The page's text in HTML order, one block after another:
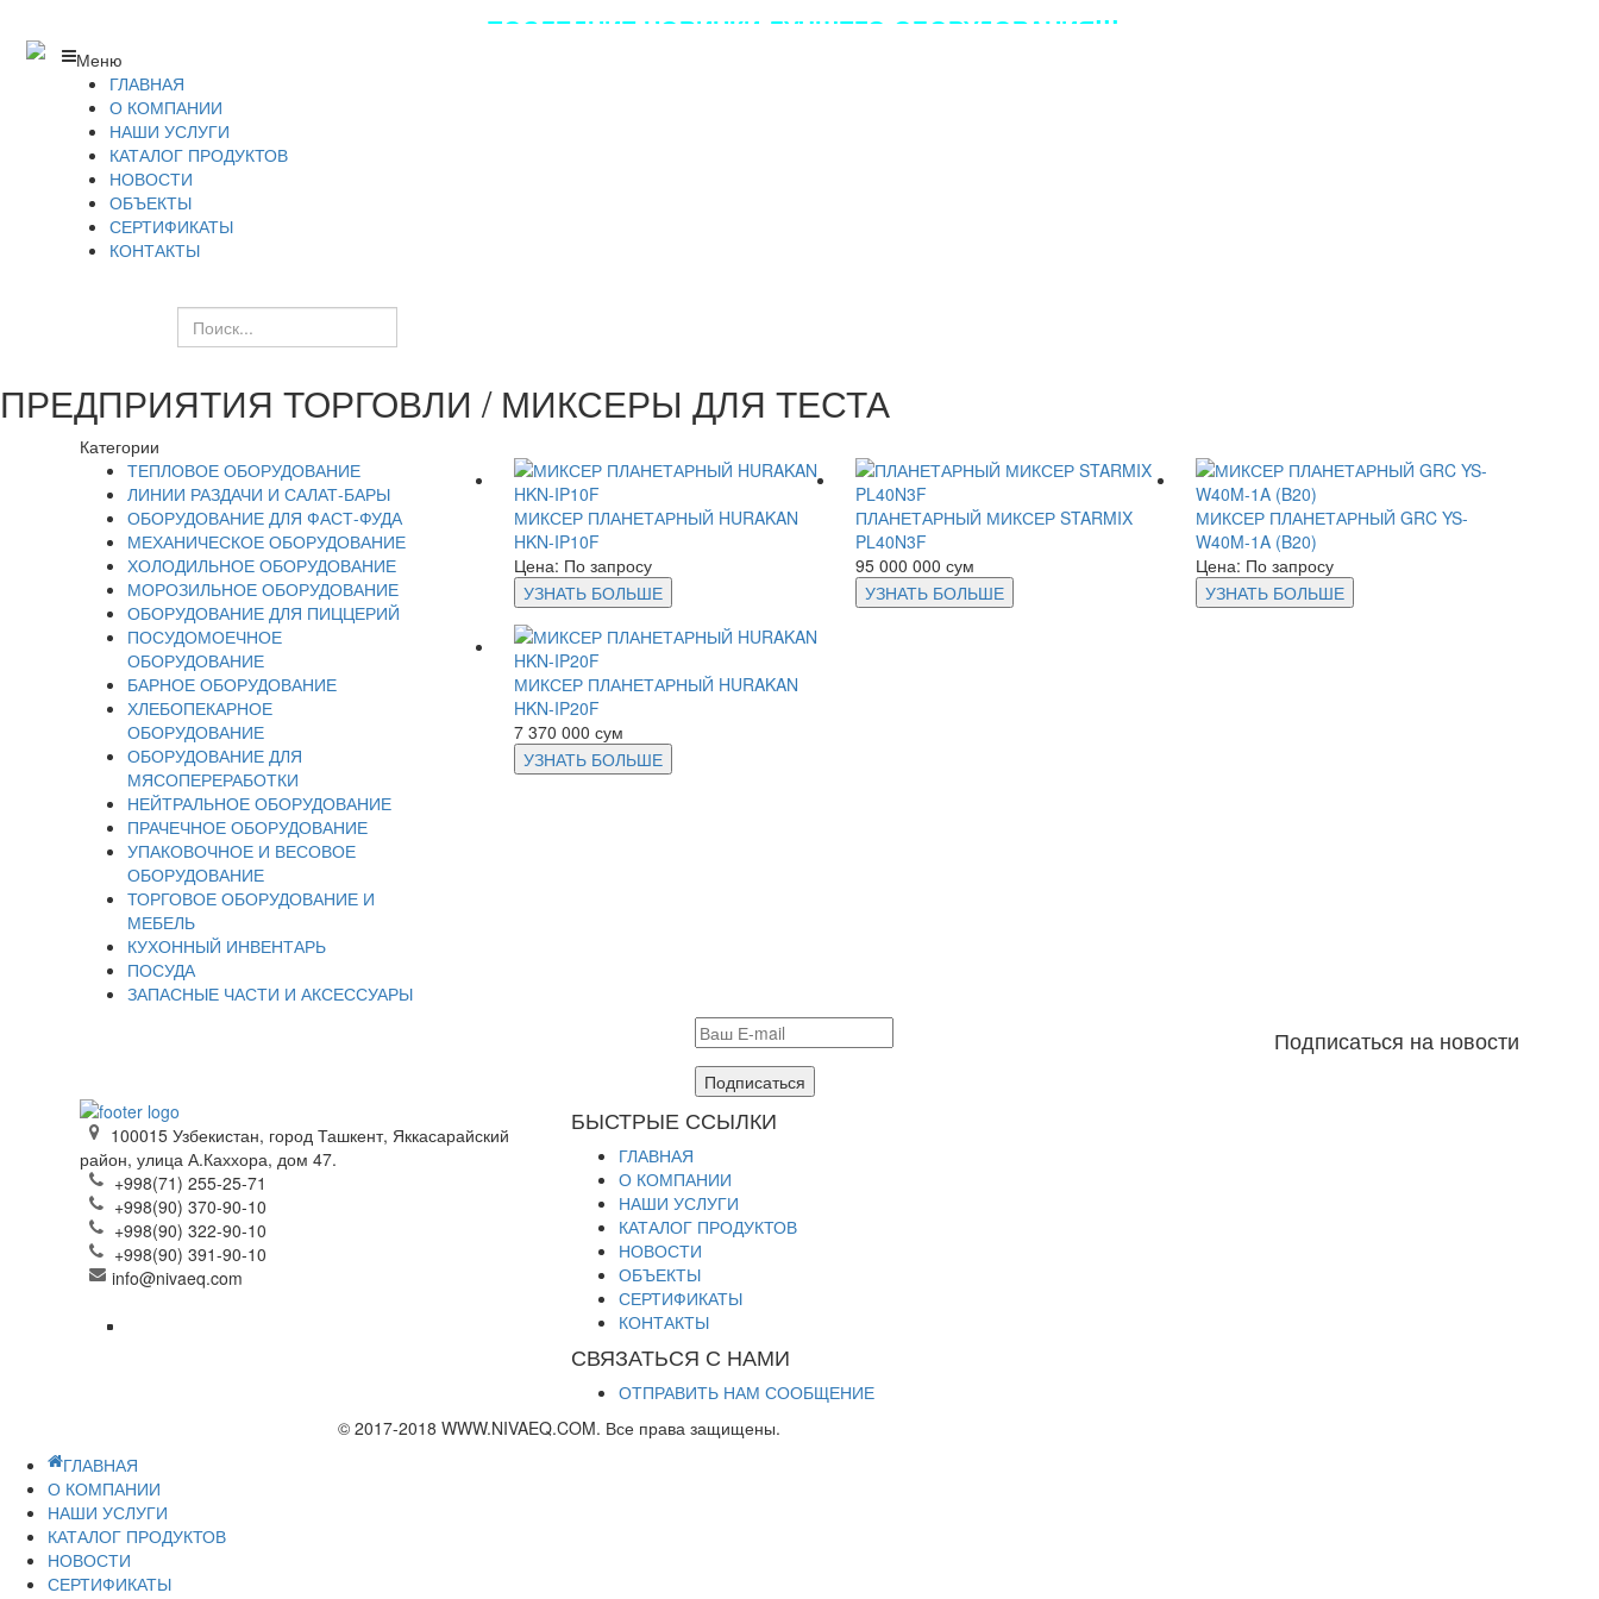
ПОСЛЕДНИЕ НОВИНКИ ЛУЧШЕГО ОБОРУДОВАНИЯ!!!
Меню
ГЛАВНАЯ
О КОМПАНИИ
НАШИ УСЛУГИ
КАТАЛОГ ПРОДУКТОВ
НОВОСТИ
ОБЪЕКТЫ
СЕРТИФИКАТЫ
КОНТАКТЫ
ПРЕДПРИЯТИЯ ТОРГОВЛИ / МИКСЕРЫ ДЛЯ ТЕСТА
МИКСЕР ПЛАНЕТАРНЫЙ HURAKAN
HKN-IP10F
Цена: По запросу
УЗНАТЬ БОЛЬШЕ
ПЛАНЕТАРНЫЙ МИКСЕР STARMIX
PL40N3F
95 000 000 сум
УЗНАТЬ БОЛЬШЕ
МИКСЕР ПЛАНЕТАРНЫЙ GRC YS-
W40M-1A (B20)
Цена: По запросу
УЗНАТЬ БОЛЬШЕ
МИКСЕР ПЛАНЕТАРНЫЙ HURAKAN
HKN-IP20F
7 370 000 сум
УЗНАТЬ БОЛЬШЕ
Категории
ТЕПЛОВОЕ ОБОРУДОВАНИЕ
ЛИНИИ РАЗДАЧИ И САЛАТ-БАРЫ
ОБОРУДОВАНИЕ ДЛЯ ФАСТ-ФУДА
МЕХАНИЧЕСКОЕ ОБОРУДОВАНИЕ
ХОЛОДИЛЬНОЕ ОБОРУДОВАНИЕ
МОРОЗИЛЬНОЕ ОБОРУДОВАНИЕ
ОБОРУДОВАНИЕ ДЛЯ ПИЦЦЕРИЙ
ПОСУДОМОЕЧНОЕ
ОБОРУДОВАНИЕ
БАРНОЕ ОБОРУДОВАНИЕ
ХЛЕБОПЕКАРНОЕ
ОБОРУДОВАНИЕ
ОБОРУДОВАНИЕ ДЛЯ
МЯСОПЕРЕРАБОТКИ
НЕЙТРАЛЬНОЕ ОБОРУДОВАНИЕ
ПРАЧЕЧНОЕ ОБОРУДОВАНИЕ
УПАКОВОЧНОЕ И ВЕСОВОЕ
ОБОРУДОВАНИЕ
ТОРГОВОЕ ОБОРУДОВАНИЕ И
МЕБЕЛЬ
КУХОННЫЙ ИНВЕНТАРЬ
ПОСУДА
ЗАПАСНЫЕ ЧАСТИ И АКСЕССУАРЫ
Подписаться на новости
Подписаться
100015 Узбекистан, город Ташкент, Яккасарайский
район, улица А.Каххора, дом 47.
+998(71) 255-25-71
+998(90) 370-90-10
+998(90) 322-90-10
+998(90) 391-90-10
info@nivaeq.com
БЫСТРЫЕ ССЫЛКИ
ГЛАВНАЯ
О КОМПАНИИ
НАШИ УСЛУГИ
КАТАЛОГ ПРОДУКТОВ
НОВОСТИ
ОБЪЕКТЫ
СЕРТИФИКАТЫ
КОНТАКТЫ
СВЯЗАТЬСЯ С НАМИ
ОТПРАВИТЬ НАМ СООБЩЕНИЕ
© 2017-2018 WWW.NIVAEQ.COM. Все права защищены.
ГЛАВНАЯ
О КОМПАНИИ
НАШИ УСЛУГИ
КАТАЛОГ ПРОДУКТОВ
НОВОСТИ
СЕРТИФИКАТЫ